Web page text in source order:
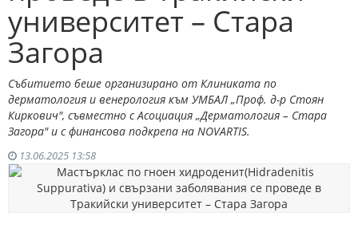
университет – Стара
Загора
Събитието беше организирано от Клиниката по
дерматология и венерология към УМБАЛ „Проф. д-р Стоян
Киркович", съвместно с Асоциация „Дерматология – Стара
Загора" и с финансова подкрепа на NOVARTIS.
13.06.2025 13:58